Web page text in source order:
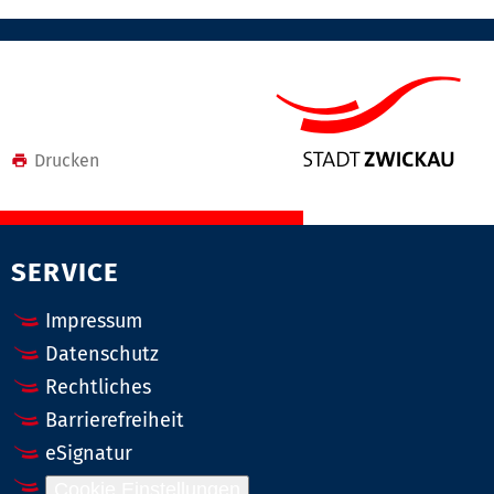
Drucken
SERVICE
Impressum
Datenschutz
Rechtliches
Barrierefreiheit
eSignatur